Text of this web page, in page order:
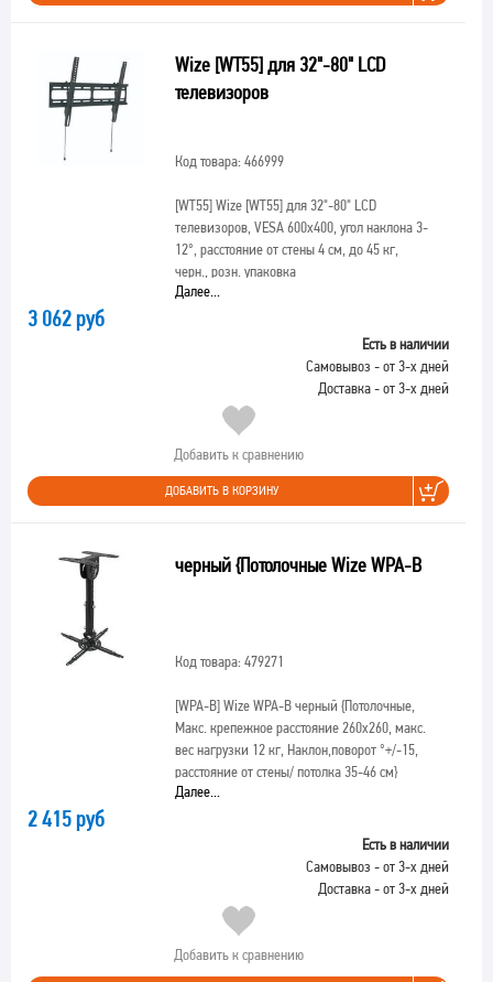
Wize [WT55] для 32"-80" LCD
телевизоров
Код товара: 466999
[WT55]Wize [WT55] для 32"-80" LCD
телевизоров, VESA 600x400, угол наклона 3-
12°, расстояние от стены 4 см, до 45 кг,
черн., розн. упаковка
Далее...
3 062 руб
Есть в наличии
Самовывоз - от 3-х дней
Доставка - от 3-х дней
Добавить к сравнению
ДОБАВИТЬ В КОРЗИНУ
черный {Потолочные Wize WPA-B
Код товара: 479271
[WPA-B]Wize WPA-B черный {Потолочные,
Макс. крепежное расстояние 260х260, макс.
вес нагрузки 12 кг, Наклон,поворот °+/-15,
расстояние от стены/ потолка 35-46 см}
Далее...
2 415 руб
Есть в наличии
Самовывоз - от 3-х дней
Доставка - от 3-х дней
Добавить к сравнению